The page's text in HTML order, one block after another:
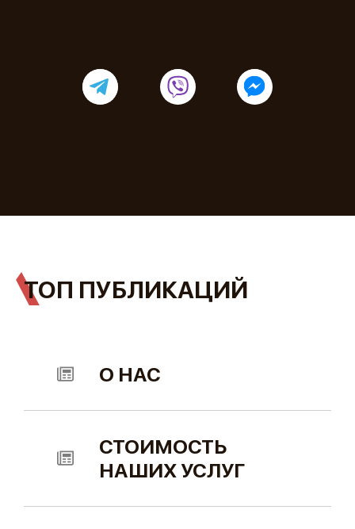
ТОП ПУБЛИКАЦИЙ
О НАС
СТОИМОСТЬ
НАШИХ УСЛУГ